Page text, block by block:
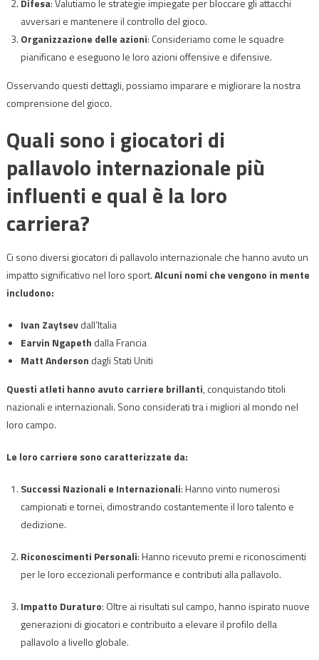
Difesa: Valutiamo le strategie impiegate per bloccare gli attacchi
avversari e mantenere il controllo del gioco.
Organizzazione delle azioni: Consideriamo come le squadre
pianificano e eseguono le loro azioni offensive e difensive.
Osservando questi dettagli, possiamo imparare e migliorare la nostra
comprensione del gioco.
Quali sono i giocatori di
pallavolo internazionale più
influenti e qual è la loro
carriera?
Ci sono diversi giocatori di pallavolo internazionale che hanno avuto un
impatto significativo nel loro sport.Alcuni nomi che vengono in mente
includono:
Ivan Zaytsevdall’Italia
Earvin Ngapeth dalla Francia
Matt Anderson dagli Stati Uniti
Questi atleti hanno avuto carriere brillanti, conquistando titoli
nazionali e internazionali. Sono considerati tra i migliori al mondo nel
loro campo.
Le loro carriere sono caratterizzate da:
Successi Nazionali e Internazionali: Hanno vinto numerosi
campionati e tornei, dimostrando costantemente il loro talento e
dedizione.
Riconoscimenti Personali: Hanno ricevuto premi e riconoscimenti
per le loro eccezionali performance e contributi alla pallavolo.
Impatto Duraturo: Oltre ai risultati sul campo, hanno ispirato nuove
generazioni di giocatori e contribuito a elevare il profilo della
pallavolo a livello globale.